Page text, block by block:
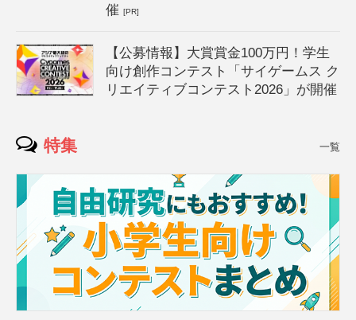
催[PR]
【公募情報】大賞賞金100万円！学生
向け創作コンテスト「サイゲームス ク
リエイティブコンテスト2026」が開催
特集 一覧